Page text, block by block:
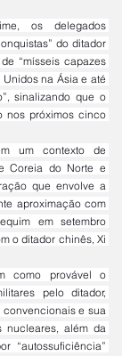
do ditador
“mísseis capazes
na Ásia e até
sinalizando que o
nos próximos cinco
Coreia do Norte e
que envolve a
aproximação com
em setembro
o ditador chinês, Xi
pelo ditador,
e sua
nucleares, além da
“autossuficiência”